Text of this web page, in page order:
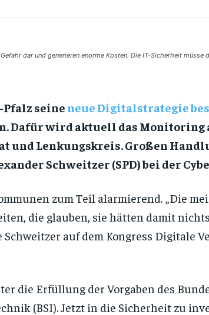
dar und generieren enorme Kosten. Die IT-Sicherheit müsse
seine neue Digitalstrategie
Dafür wird aktuell das Monitoring
Lenkungskreis. Großen
Schweitzer (SPD) bei der
zum Teil alarmierend. „Die
die glauben, sie hätten damit
auf dem Kongress Digitale
die Erfüllung der Vorgaben des
(BSI). Jetzt in die Sicherheit zu